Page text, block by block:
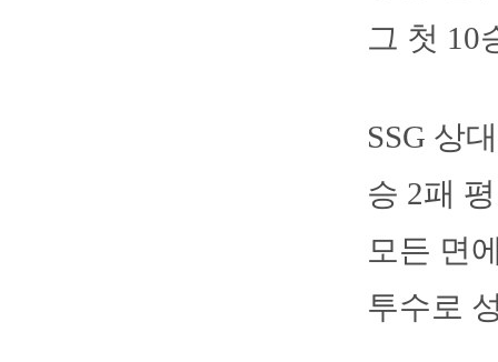
그 첫 10
SSG 상
승 2패
모든 면
투수로